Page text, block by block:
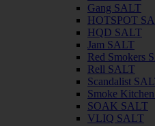
Gang SALT
HOTSPOT
HQD SALT
Jam SALT
Red Smokers
Rell SALT
Scandalist
Smoke
SOAK SALT
VLIQ SALT